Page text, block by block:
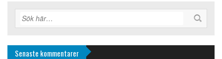
Senaste kommentarer